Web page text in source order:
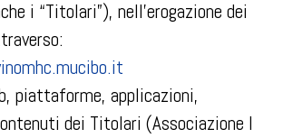
i “Titolari”), nell’erogazione dei
piattaforme, applicazioni,
dei Titolari (Associazione I